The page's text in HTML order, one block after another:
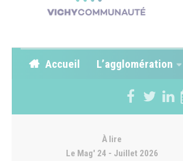
Accueil L’agglomération
À lire
Le Mag' 24 - Juillet 2026